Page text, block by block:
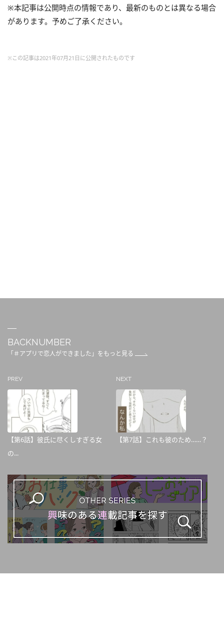
※本記事は公開時点の情報であり、最新のものとは異なる場合
があります。予めご了承ください。
※この記事は2021年07月21日に公開されたものです
BACKNUMBER
「＃アプリで恋人ができました」をもっと見る
PREV
【第6話】彼氏に尽くしすぎる女
の...
NEXT
【第7話】これも彼のため……？